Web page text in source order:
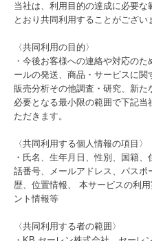
当社は、利用目的の達成に必要
とおり共同利用することがござい
〈共同利用の目的〉
・今後お客様への連絡や対応の
ールの発送、商品・サービスに関
販売分析その他調査・研究、新
必要となる最小限の範囲で下記
ただきます。
〈共同利用する個人情報の項目〉
・氏名、生年月日、性別、国籍
話番号、メールアドレス、パス
歴、位置情報、 本サービスの利
ント情報等
〈共同利用する者の範囲〉